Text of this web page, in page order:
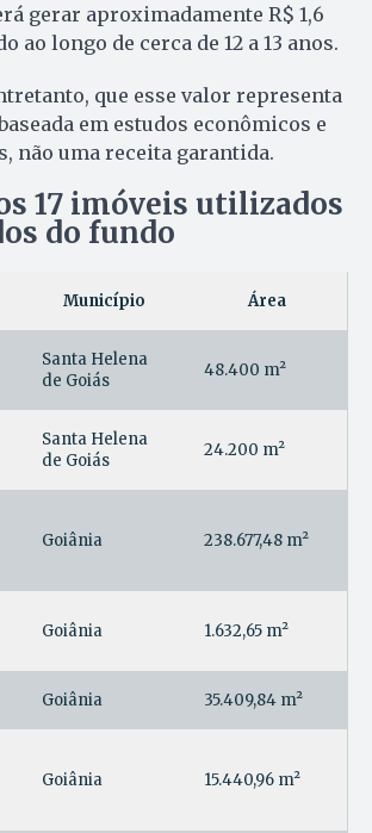
gerar aproximadamente R$ 1,6
ao longo de cerca de 12 a 13 anos.
que esse valor representa
em estudos econômicos e
não uma receita garantida.
17 imóveis utilizados
do fundo
Município Área
Santa Helena
de Goiás
48.400 m²
Santa Helena
de Goiás
24.200 m²
Goiânia 238.677,48 m²
Goiânia 1.632,65 m²
Goiânia 35.409,84 m²
Goiânia 15.440,96 m²